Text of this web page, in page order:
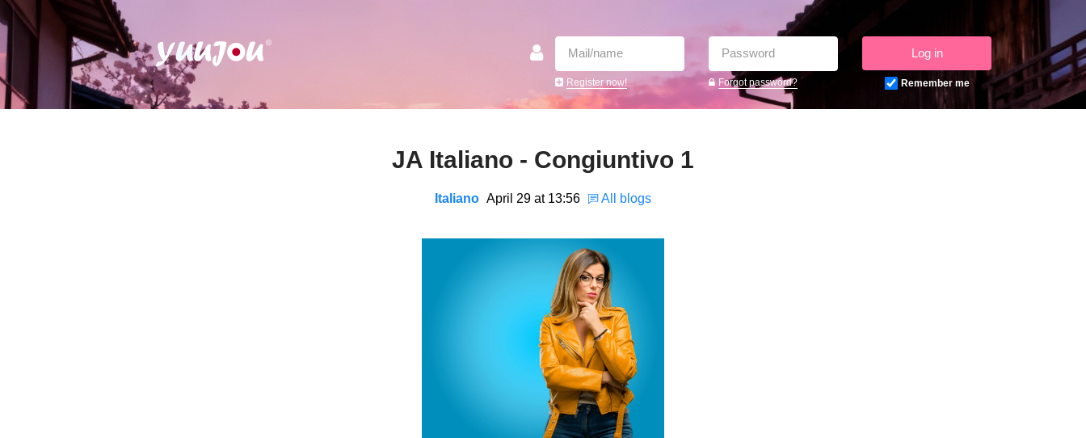
Register now! Forgot password?
Log in
Remember me
JA Italiano - Congiuntivo 1
Italiano April 29 at 13:56 All blogs